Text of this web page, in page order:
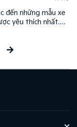
đến những mẫu xe
yêu thích nhất.